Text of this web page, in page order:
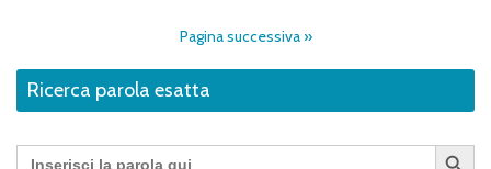
Pagina successiva »
Ricerca parola esatta
Search Search Button